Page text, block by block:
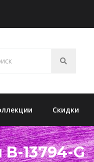
Скидки
13794-G